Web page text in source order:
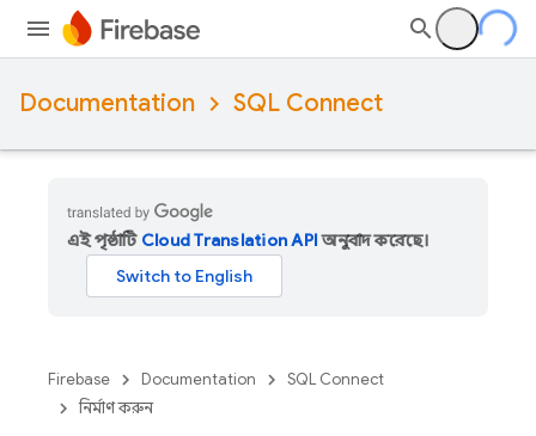
Documentation SQL Connect
এই পৃষ্ঠাটি Cloud Translation APIঅনুবাদ করেছে।
Firebase Documentation
SQL Connect
নির্মাণ করুন